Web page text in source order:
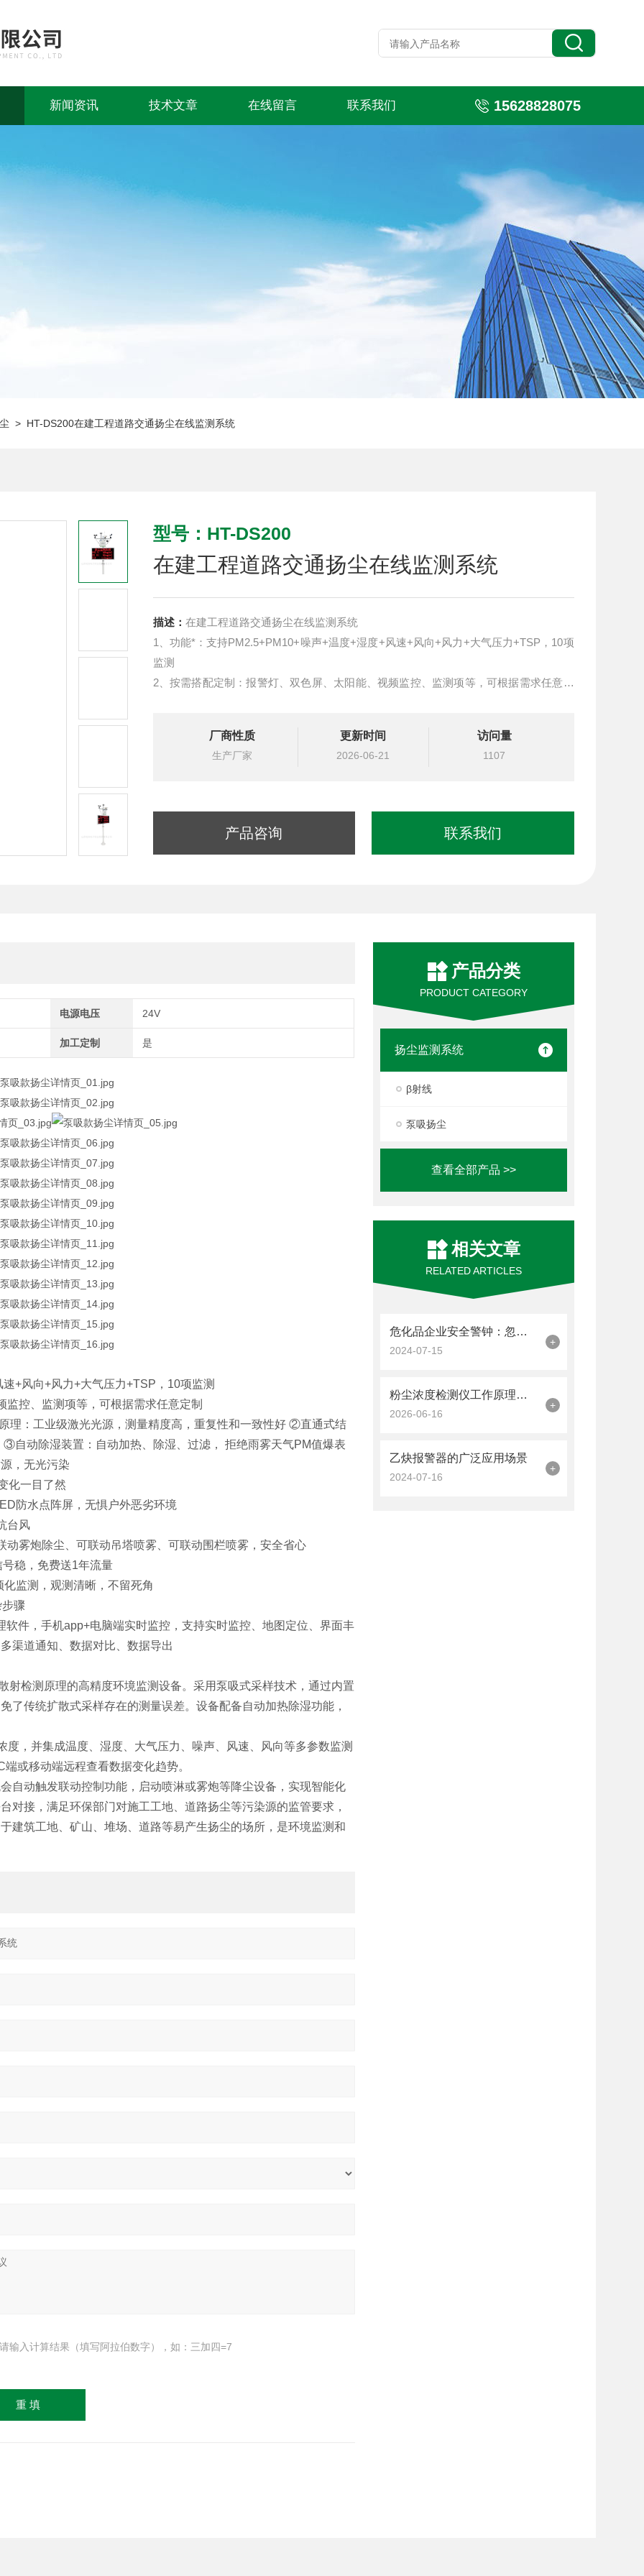
新闻资讯 技术文章 在线留言 联系我们 15628828075
> HT-DS200在建工程道路交通扬尘在线监测系统
型号：HT-DS200
在建工程道路交通扬尘在线监测系统
描述： 在建工程道路交通扬尘在线监测系统
1、功能*：支持PM2.5+PM10+噪声+温度+湿度+风速+风向+风力+大气压力+TSP，10项
监测
2、按需搭配定制：报警灯、双色屏、太阳能、视频监控、监测项等，可根据需求任意定
厂商性质
生产厂家
更新时间
2026-06-21
访问量
1107
产品咨询 联系我们
产品分类
PRODUCT CATEGORY
扬尘监测系统
β射线
泵吸扬尘
查看全部产品 >>
相关文章
RELATED ARTICLES
危化品企业安全警钟：忽视气体检测报警装置，隐患暗藏事故一触即发！
2024-07-15
+
粉尘浓度检测仪工作原理：从光散射到电荷感应
2026-06-16
+
乙炔报警器的广泛应用场景
2024-07-16
+
电源电压 24V
加工定制 是
+风向+风力+大气压力+TSP，10项监测
控、监测项等，可根据需求任意定制
理：工业级激光光源，测量精度高，重复性和一致性好 ②直通式结
自动除湿装置：自动加热、除湿、过滤， 拒绝雨雾天气PM值爆表
，无光污染
化一目了然
防水点阵屏，无惧户外恶劣环境
台风
雾炮除尘、可联动吊塔喷雾、可联动围栏喷雾，安全省心
稳，免费送1年流量
监测，观测清晰，不留死角
骤
件，手机app+电脑端实时监控，支持实时监控、地图定位、界面丰
渠道通知、数据对比、数据导出
射检测原理的高精度环境监测设备。采用泵吸式采样技术，通过内置
了传统扩散式采样存在的测量误差。设备配备自动加热除湿功能，
，并集成温度、湿度、大气压力、噪声、风速、风向等多参数监测
或移动端远程查看数据变化趋势。
自动触发联动控制功能，启动喷淋或雾炮等降尘设备，实现智能化
对接，满足环保部门对施工工地、道路扬尘等污染源的监管要求，
建筑工地、矿山、堆场、道路等易产生扬尘的场所，是环境监测和
请输入计算结果（填写阿拉伯数字），如：三加四=7